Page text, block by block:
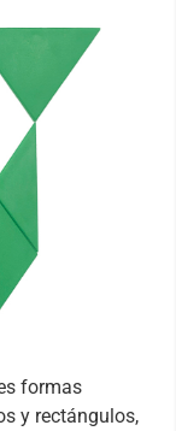
formas
y rectángulos,